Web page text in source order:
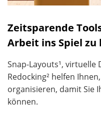
Zeitsparende
Arbeit ins Spiel zu
Snap-Layouts¹,
Redocking² helfen
organisieren, damit Sie
können.